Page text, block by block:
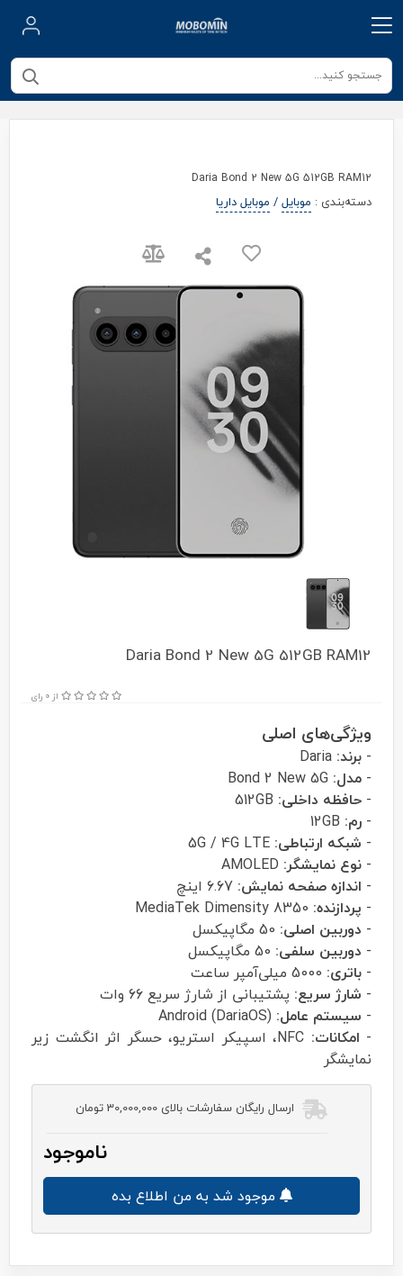
Daria Bond 2 New 5G 512GB RAM12
دسته‌بندی : موبایل/ موبایل داریا
Daria Bond 2 New 5G 512GB RAM12
از 0 رای
ویژگی‌های اصلی
- برند:
- مدل:
- حافظه داخلی:
- رم:
- شبکه ارتباطی:
- نوع نمایشگر:
- اندازه صفحه نمایش:
- پردازنده:
- دوربین اصلی:
- دوربین سلفی:
- باتری:
- شارژ سریع: پشتیبانی از شارژ سریع 66 وات
- سیستم عامل:
- امکانات:
NFC، اسپیکر استریو، حسگر اثر انگشت زیر
نمایشگر
ارسال رایگان سفارشات بالای 30,000,000 تومان
ناموجود